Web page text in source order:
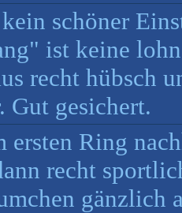
schöner
ist keine
recht hübsch
Gut gesichert.
ersten Ring
recht
gänzlich